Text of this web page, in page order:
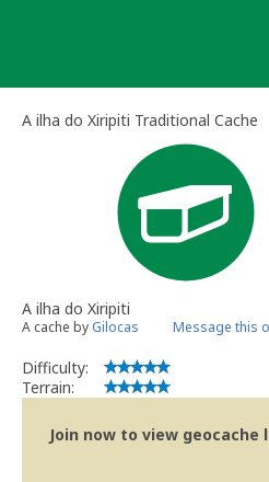
A ilha do Xiripiti Traditional Cache
A ilha do Xiripiti
A cache by Gilocas Message this
Difficulty:
Terrain:
Join now to view